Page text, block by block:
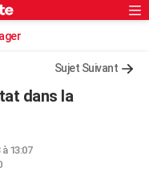
Sujet Suivant
dans la
13:07